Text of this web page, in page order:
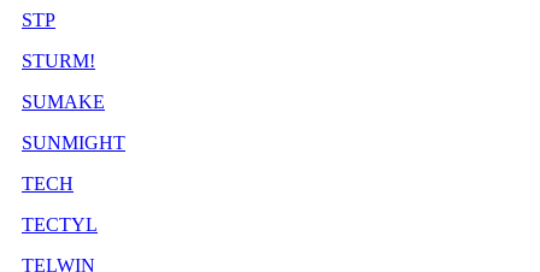
STP
STURM!
SUMAKE
SUNMIGHT
TECH
TECTYL
TELWIN